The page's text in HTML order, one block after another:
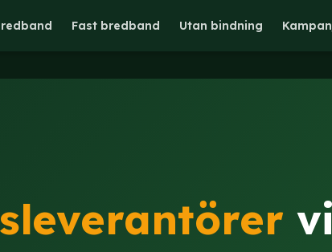
Fast bredband Utan bindning